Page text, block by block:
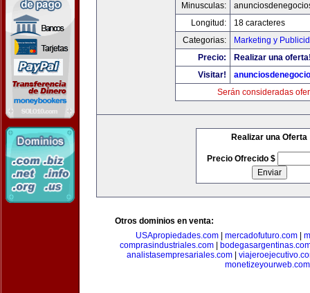
Minusculas:
Longitud:
18 caracteres
Categorias:
Marketing y
Precio:
Realizar una
Visitar!
Serán consideradas
Realizar una Oferta
Precio Ofrecido $
Otros dominios en venta:
USApropiedades.com| mercadofuturo.com|
comprasindustriales.com
analistasempresariales.com
monetizeyourweb.com